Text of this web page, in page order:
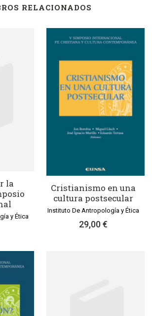
RELACIONADOS
la
y Ética
Cristianismo en una
cultura postsecular
Instituto De Antropología y Ética
29,00 €